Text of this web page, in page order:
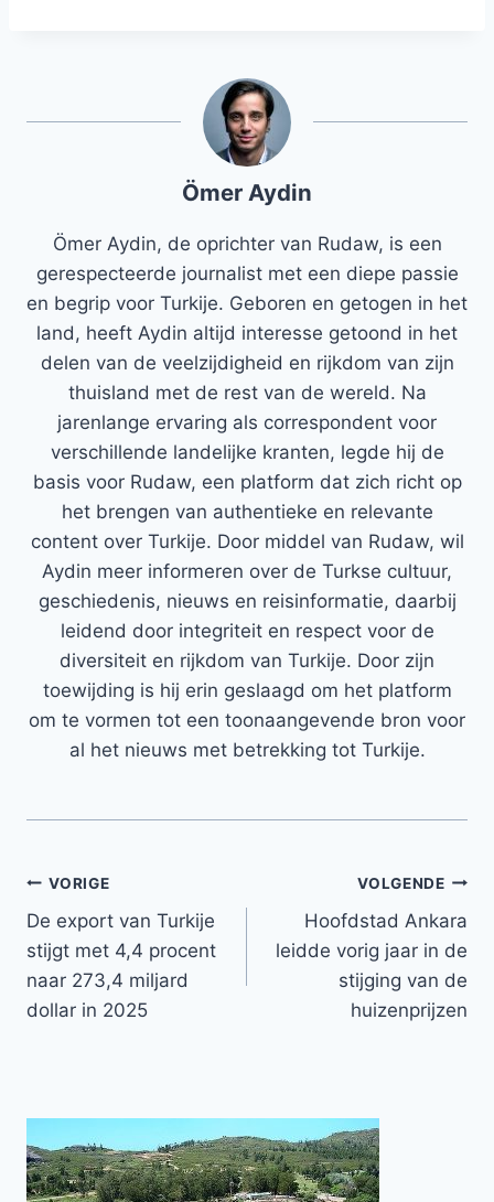
Ömer Aydin
Ömer Aydin, de oprichter van Rudaw, is een
gerespecteerde journalist met een diepe passie
en begrip voor Turkije. Geboren en getogen in het
land, heeft Aydin altijd interesse getoond in het
delen van de veelzijdigheid en rijkdom van zijn
thuisland met de rest van de wereld. Na
jarenlange ervaring als correspondent voor
verschillende landelijke kranten, legde hij de
basis voor Rudaw, een platform dat zich richt op
het brengen van authentieke en relevante
content over Turkije. Door middel van Rudaw, wil
Aydin meer informeren over de Turkse cultuur,
geschiedenis, nieuws en reisinformatie, daarbij
leidend door integriteit en respect voor de
diversiteit en rijkdom van Turkije. Door zijn
toewijding is hij erin geslaagd om het platform
om te vormen tot een toonaangevende bron voor
al het nieuws met betrekking tot Turkije.
Bericht
navigatie
VORIGE
De export van Turkije
stijgt met 4,4 procent
naar 273,4 miljard
dollar in 2025
VOLGENDE
Hoofdstad Ankara
leidde vorig jaar in de
stijging van de
huizenprijzen